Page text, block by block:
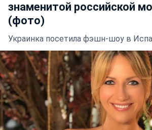
знаменитой российской
(фото)
Украинка посетила фэшн-шоу в